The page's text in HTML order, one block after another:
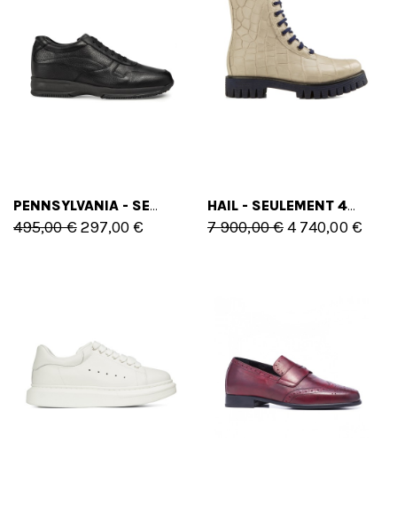
PENNSYLVANIA - SEULEMENT 43 EU - 10 US
495,00 €297,00 €
HAIL - SEULEMENT 41 EU - 8 US
7 900,00 €4 740,00 €